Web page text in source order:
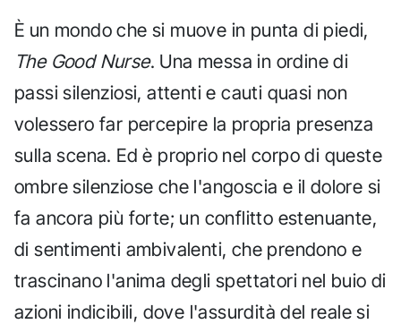
È un mondo che si muove in punta di piedi,
The Good Nurse. Una messa in ordine di
passi silenziosi, attenti e cauti quasi non
volessero far percepire la propria presenza
sulla scena. Ed è proprio nel corpo di queste
ombre silenziose che l'angoscia e il dolore si
fa ancora più forte; un conflitto estenuante,
di sentimenti ambivalenti, che prendono e
trascinano l'anima degli spettatori nel buio di
azioni indicibili, dove l'assurdità del reale si